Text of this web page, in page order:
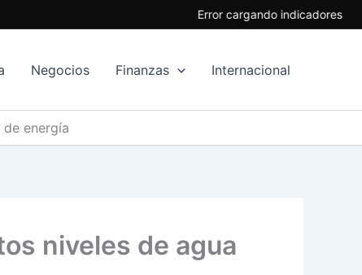
Error cargando indicadores
Negocios Finanzas Internacional
energía
niveles de agua